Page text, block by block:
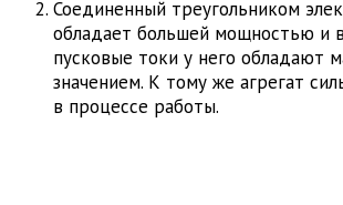
Соединенный треугольником
обладает большей мощностью и
пусковые токи у него обладают
значением. К тому же агрегат
в процессе работы.